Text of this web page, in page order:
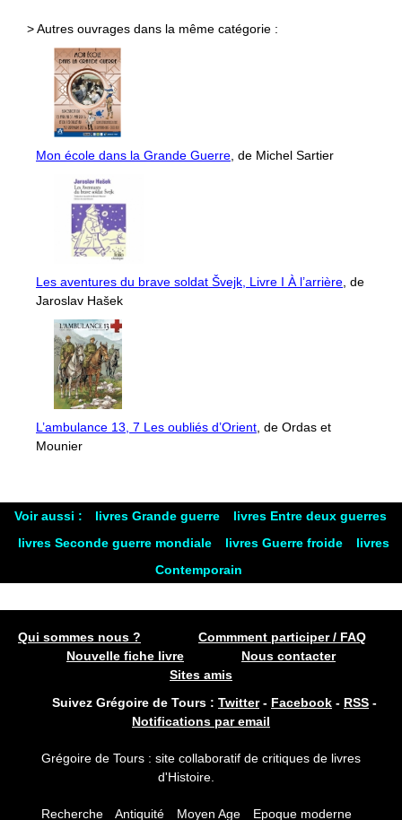
> Autres ouvrages dans la même catégorie :
Mon école dans la Grande Guerre, de Michel Sartier
Les aventures du brave soldat Švejk, Livre I À l’arrière, de
Jaroslav Hašek
L’ambulance 13, 7 Les oubliés d’Orient, de Ordas et
Mounier
Voir aussi : livres Grande guerre
livres Entre deux guerres
livres Seconde guerre mondiale
livres Guerre froide
livres
Contemporain
Qui sommes nous ?
Commment participer / FAQ
Nouvelle fiche livre
Nous contacter
Sites amis
Suivez Grégoire de Tours : Twitter- Facebook - RSS -
Notifications par email
Grégoire de Tours : site collaboratif de critiques de livres
d'Histoire.
Recherche Antiquité Moyen Age Epoque moderne